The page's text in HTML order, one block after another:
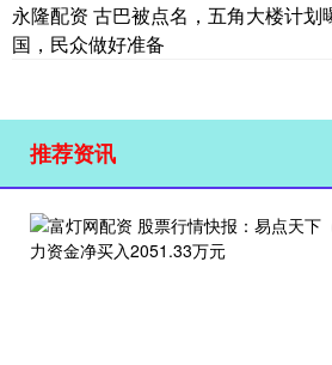
永隆配资 古巴被点名，五角大楼计划
国，民众做好准备
推荐资讯